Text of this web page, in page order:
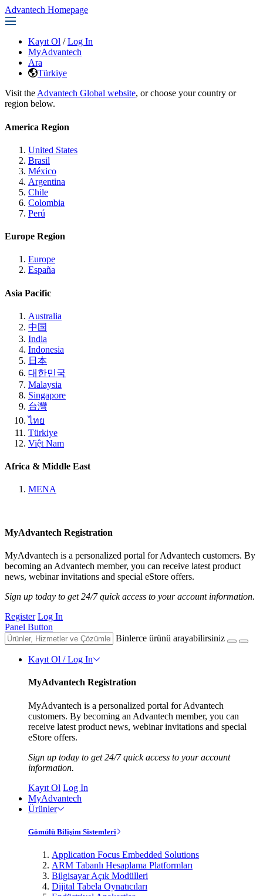
Advantech Homepage
Kayıt Ol / Log In
MyAdvantech
Ara
Türkiye
Visit the Advantech Global website, or choose your country or
region below.
America Region
United States
Brasil
México
Argentina
Chile
Colombia
Perú
Europe Region
Europe
España
Asia Pacific
Australia
中国
India
Indonesia
日本
대한민국
Malaysia
Singapore
台灣
ไทย
Türkiye
Việt Nam
Africa & Middle East
MENA
MyAdvantech Registration
MyAdvantech is a personalized portal for Advantech customers. By
becoming an Advantech member, you can receive latest product
news, webinar invitations and special eStore offers.
Sign up today to get 24/7 quick access to your account information.
Register Log In
Panel Button
Binlerce ürünü arayabilirsiniz
Kayıt Ol / Log In
MyAdvantech Registration
MyAdvantech is a personalized portal for Advantech
customers. By becoming an Advantech member, you can
receive latest product news, webinar invitations and special
eStore offers.
Sign up today to get 24/7 quick access to your account
information.
Kayıt Ol Log In
MyAdvantech
Ürünler
Gömülü Bilişim Sistemleri
Application Focus Embedded Solutions
ARM Tabanlı Hesaplama Platformları
Bilgisayar Açık Modülleri
Dijital Tabela Oynatıcıları